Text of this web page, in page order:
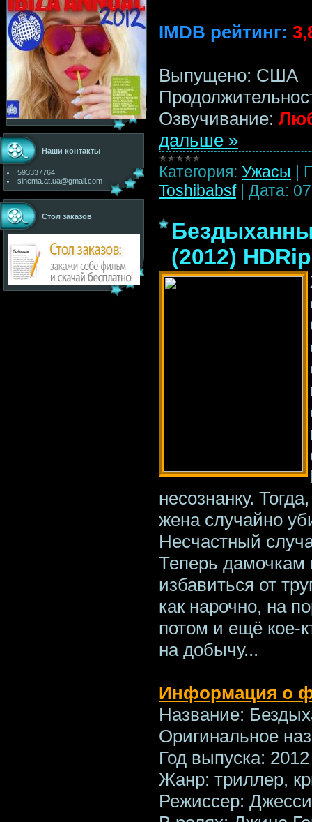
Наши контакты
593337764
sinema.at.ua@gmail.com
Стол заказов
IMDB рейтинг:
Выпущено: США
Озвучивание:
дальше »
Категория: Ужасы |
Toshibabsf | Дата:
(2012) HDRip
несознанку.
жена случайно
Несчастный
Теперь дамочкам
избавиться от
как нарочно, на
потом и ещё кое-
на добычу...
Информация о
Название:
Оригинальное
Год выпуска: 2012
Жанр: триллер,
Режиссер: